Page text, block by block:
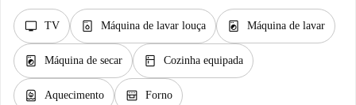
tv TV dishwasher_gen Máquina de lavar louça local_laundry_service Máquina de lavar
local_laundry_service Máquina de secar kitchen Cozinha equipada
water_heater Aquecimento oven_gen Forno